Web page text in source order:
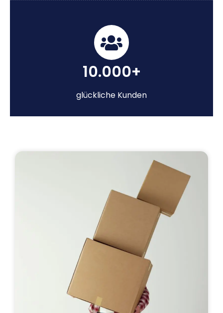
10.000+
glückliche Kunden